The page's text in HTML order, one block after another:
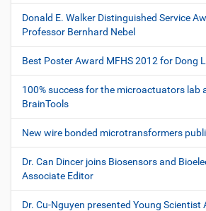
Donald E. Walker Distinguished Service
Professor Bernhard Nebel
Best Poster Award MFHS 2012 for Dong
100% success for the microactuators lab
BrainTools
New wire bonded microtransformers
Dr. Can Dincer joins Biosensors and
Associate Editor
Dr. Cu-Nguyen presented Young